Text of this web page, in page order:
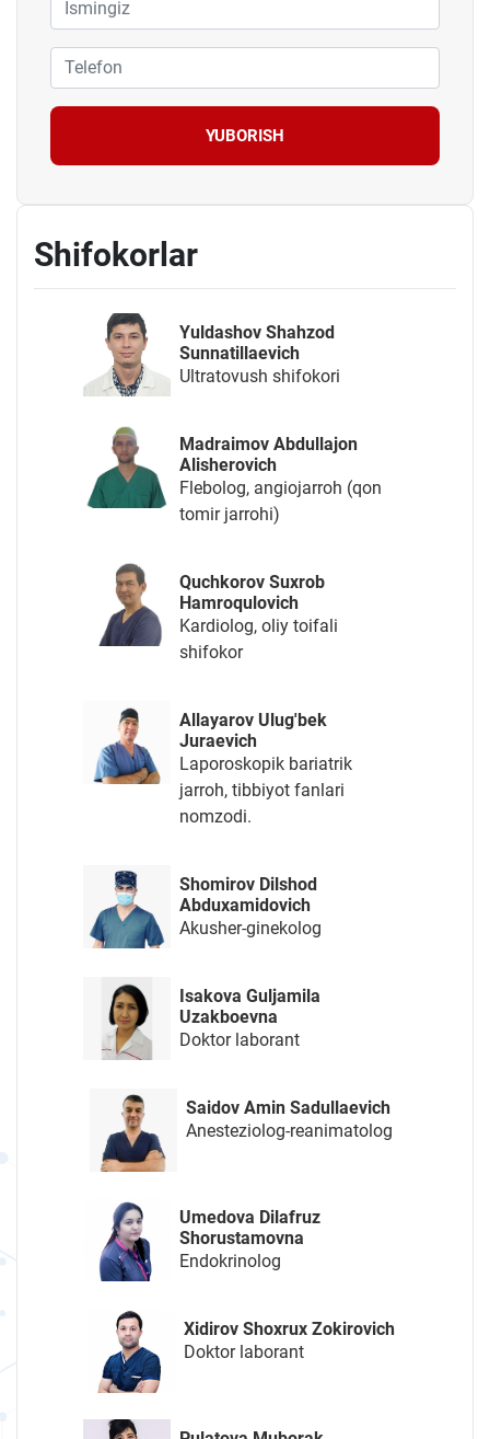
YUBORISH
Shifokorlar
Yuldashov Shahzod
Sunnatillaevich
Ultratovush shifokori
Madraimov Abdullajon
Alisherovich
Flebolog, angiojarroh (qon
tomir jarrohi)
Quchkorov Suxrob
Hamroqulovich
Kardiolog, oliy toifali
shifokor
Allayarov Ulug'bek
Juraevich
Laporoskopik bariatrik
jarroh, tibbiyot fanlari
nomzodi.
Shomirov Dilshod
Abduxamidovich
Akusher-ginekolog
Isakova Guljamila
Uzakboevna
Doktor laborant
Saidov Amin Sadullaevich
Anesteziolog-reanimatolog
Umedova Dilafruz
Shorustamovna
Endokrinolog
Xidirov Shoxrux Zokirovich
Doktor laborant